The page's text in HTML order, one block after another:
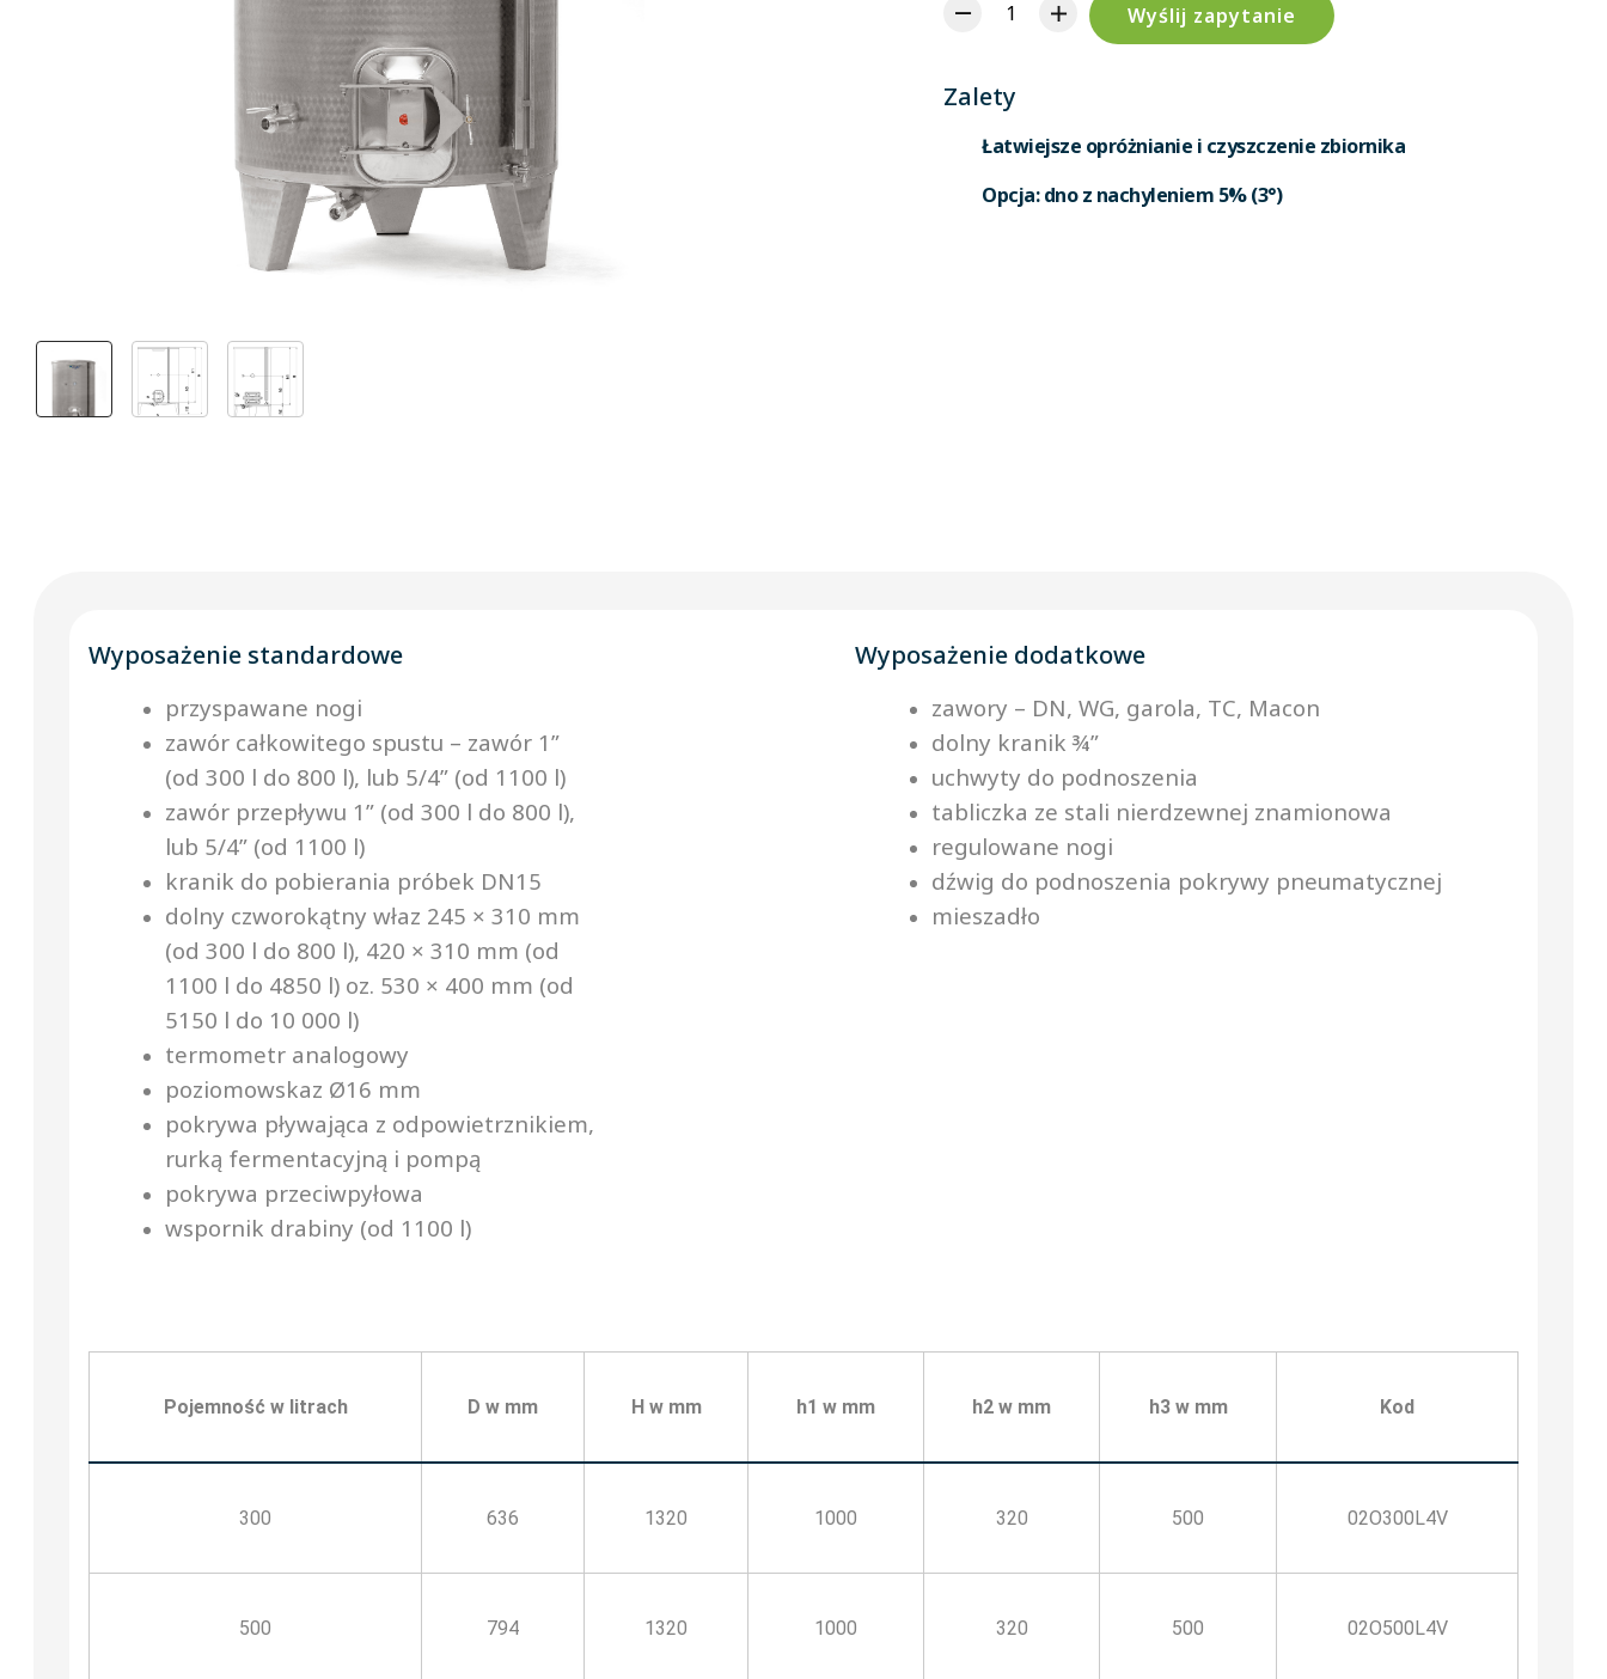
Wyślij zapytanie
Zalety
Łatwiejsze opróżnianie i czyszczenie zbiornika
Opcja: dno z nachyleniem 5% (3°)
Wyposażenie standardowe
przyspawane nogi
zawór całkowitego spustu – zawór 1”
(od 300 l do 800 l), lub 5/4” (od 1100 l)
zawór przepływu 1” (od 300 l do 800 l),
lub 5/4” (od 1100 l)
kranik do pobierania próbek DN15
dolny czworokątny właz 245 × 310 mm
(od 300 l do 800 l), 420 × 310 mm (od
1100 l do 4850 l) oz. 530 × 400 mm (od
5150 l do 10 000 l)
termometr analogowy
poziomowskaz Ø16 mm
pokrywa pływająca z odpowietrznikiem,
rurką fermentacyjną i pompą
pokrywa przeciwpyłowa
wspornik drabiny (od 1100 l)
Wyposażenie dodatkowe
zawory – DN, WG, garola, TC, Macon
dolny kranik ¾”
uchwyty do podnoszenia
tabliczka ze stali nierdzewnej znamionowa
regulowane nogi
dźwig do podnoszenia pokrywy pneumatycznej
mieszadło
Pojemność w litrach D w mm H w mm h1 w mm h2 w mm h3 w mm Kod
300 636 1320 1000 320 500 02O300L4V
500 794 1320 1000 320 500 02O500L4V